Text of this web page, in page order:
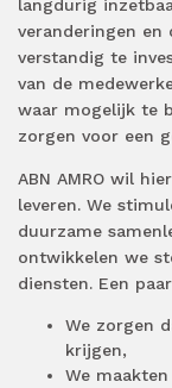
langdurig
veranderingen en
verstandig te
van de
waar mogelijk te
zorgen voor een
ABN AMRO wil
leveren. We
duurzame
ontwikkelen we
diensten. Een
We zorgen
krijgen,
We